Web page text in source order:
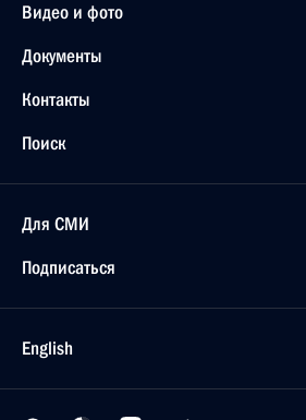
Видео и фото
Документы
Контакты
Поиск
Для СМИ
Подписаться
English